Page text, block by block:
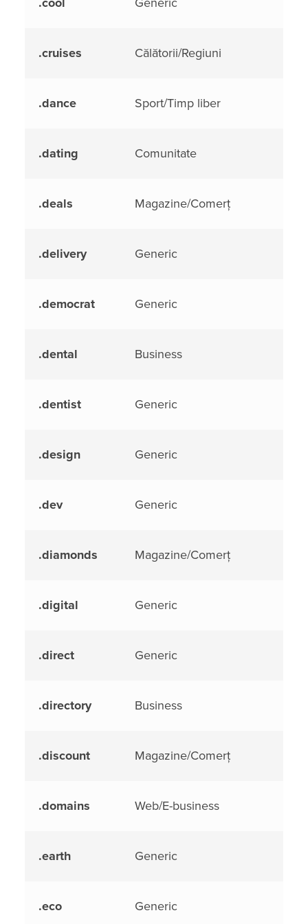
.cruises Călătorii/Regiuni
.dance Sport/Timp liber
.dating Comunitate
.deals Magazine/Comerț
.delivery Generic
.democrat Generic
.dental Business
.dentist Generic
.design Generic
.dev Generic
.diamonds Magazine/Comerț
.digital Generic
.direct Generic
.directory Business
.discount Magazine/Comerț
.domains Web/E-business
.earth Generic
.eco Generic